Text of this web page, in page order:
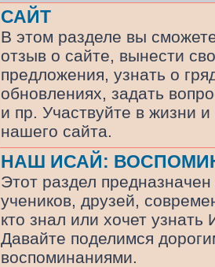
САЙТ
В этом разделе вы
отзыв о сайте, вынести
предложения, узнать о
обновлениях, задать
и пр. Участвуйте в жизни и
нашего сайта.
НАШ ИСАЙ:
Этот раздел
учеников, друзей,
кто знал или хочет
Давайте поделимся
воспоминаниями.